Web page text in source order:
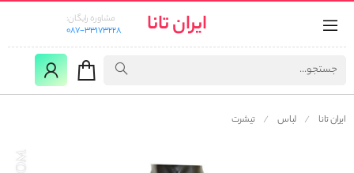
ایران تانا
مشاوره رایگان:
087-33173228
ایران تانا لباس تیشرت